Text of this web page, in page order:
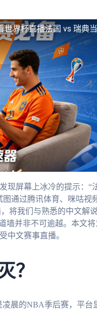
世界杯直播法国 vs 瑞典
现屏幕上冰冷的提示：“
通过腾讯体育、咪咕视
将我们与熟悉的中文解
墙并非不可逾越。本文
中文赛事直播。
？
晨的NBA季后赛，平台